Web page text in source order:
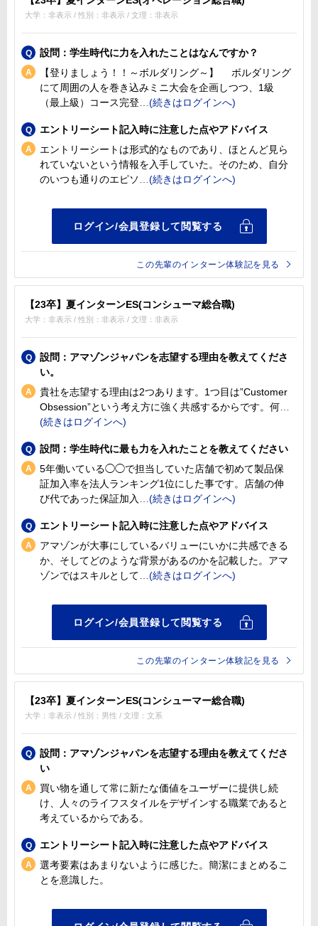
大学：非表示 / 性別：非表示 / 文理：非表示
設問：学生時代に力を入れたことはなんですか？
【登りましょう！！～ボルダリング～】 ボルダリング
にて周囲の人を巻き込みミニ大会を企画しつつ、1級
（最上級）コース完登
エントリーシート記入時に注意した点やアドバイス
エントリーシートは形式的なものであり、ほとんど見ら
れていないという情報を入手していた。そのため、自分
のいつも通りのエピソ
この先輩のインターン体験記を見る
【23卒】夏インターンES(コンシューマ総合職)
大学：非表示 / 性別：非表示 / 文理：非表示
設問：アマゾンジャパンを志望する理由を教えてくださ
い。
貴社を志望する理由は2つあります。1つ目は”Customer
Obsession”という考え方に強く共感するからです。何
設問：学生時代に最も力を入れたことを教えてください
5年働いている◯◯で担当していた店舗で初めて製品保
証加入率を法人ランキング1位にした事です。店舗の伸
び代であった保証加入
エントリーシート記入時に注意した点やアドバイス
アマゾンが大事にしているバリューにいかに共感できる
か、そしてどのような背景があるのかを記載した。アマ
ゾンではスキルとして
この先輩のインターン体験記を見る
【23卒】夏インターンES(コンシューマー総合職)
大学：非表示 / 性別：男性 / 文理：文系
設問：アマゾンジャパンを志望する理由を教えてくださ
い
買い物を通して常に新たな価値をユーザーに提供し続
け、人々のライフスタイルをデザインする職業であると
考えているからである。
エントリーシート記入時に注意した点やアドバイス
選考要素はあまりないように感じた。簡潔にまとめるこ
とを意識した。